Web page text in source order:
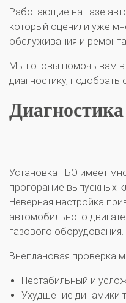
Работающие на газе
который оценили уже
обслуживания и ремонта.
Мы готовы помочь вам в
диагностику,
Установка ГБО имеет
прогорание выпускных
Неверная настройка
автомобильного
газового оборудования.
Внеплановая проверка
Нестабильный и
Ухудшение динамики